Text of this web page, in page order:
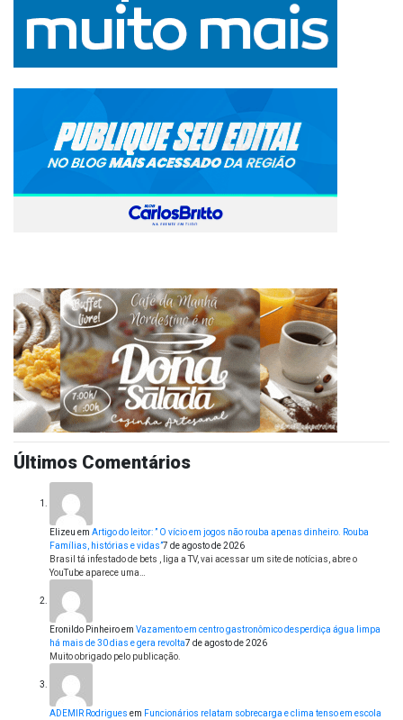
Últimos Comentários
Elizeu em Artigo do leitor: ” O vício em jogos não rouba apenas dinheiro. Rouba
Famílias, histórias e vidas”7 de agosto de 2026
Brasil tá infestado de bets , liga a TV, vai acessar um site de notícias, abre o
YouTube aparece uma…
Eronildo Pinheiroem Vazamento em centro gastronômico desperdiça água limpa
há mais de 30 dias e gera revolta7 de agosto de 2026
Muito obrigado pelo publicação.
ADEMIR Rodrigues em Funcionários relatam sobrecarga e clima tenso em escola